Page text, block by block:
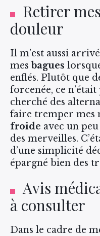
Retirer
douleur
Il m’est aussi
mes bagues
enflés. Plutôt que
forcenée, ce n’était
cherché des
faire tremper mes
froide avec un
des merveilles.
d’une simplicité
épargné bien des
Avis
à consulter
Dans le cadre de